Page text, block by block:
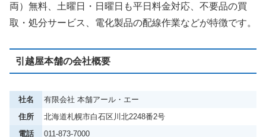
両）無料、土曜日・日曜日も平日料金対応、不要品の買
取・処分サービス、電化製品の配線作業などが特徴です。
引越屋本舗の会社概要
社名
有限会社 本舗アール・エー
住所
北海道札幌市白石区川北2248番2号
電話
011-873-7000